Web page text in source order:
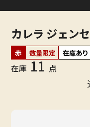
商品一覧
カレラ ジェン
赤 数量限定 在庫あり
在庫 11 点